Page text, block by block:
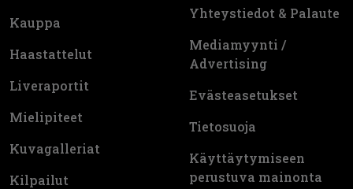
Kauppa
Haastattelut
Liveraportit
Mielipiteet
Kuvagalleriat
Kilpailut
Yhteystiedot & Palaute
Mediamyynti /
Advertising
Evästeasetukset
Tietosuoja
Käyttäytymiseen
perustuva mainonta